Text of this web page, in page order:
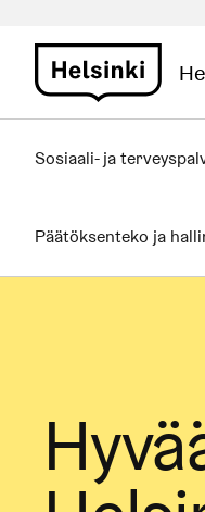
Sosiaali- ja
Päätöksenteko ja